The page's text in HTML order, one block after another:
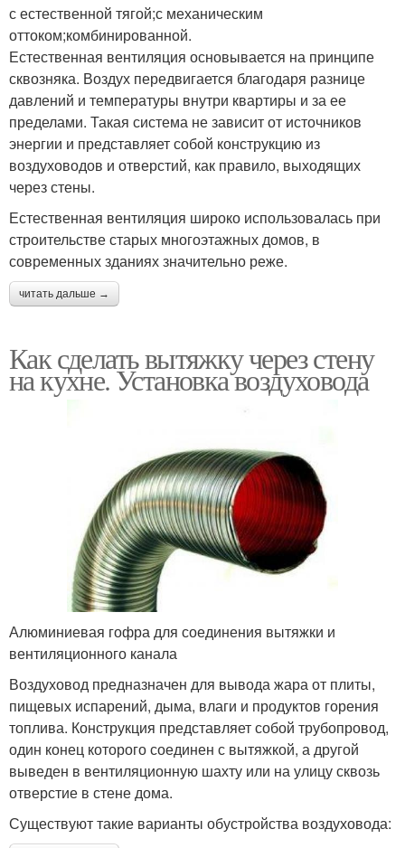
с естественной тягой;с механическим
оттоком;комбинированной.
Естественная вентиляция основывается на принципе
сквозняка. Воздух передвигается благодаря разнице
давлений и температуры внутри квартиры и за ее
пределами. Такая система не зависит от источников
энергии и представляет собой конструкцию из
воздуховодов и отверстий, как правило, выходящих
через стены.
Естественная вентиляция широко использовалась при
строительстве старых многоэтажных домов, в
современных зданиях значительно реже.
читать дальше →
Как сделать вытяжку через стену
на кухне. Установка воздуховода
Алюминиевая гофра для соединения вытяжки и
вентиляционного канала
Воздуховод предназначен для вывода жара от плиты,
пищевых испарений, дыма, влаги и продуктов горения
топлива. Конструкция представляет собой трубопровод,
один конец которого соединен с вытяжкой, а другой
выведен в вентиляционную шахту или на улицу сквозь
отверстие в стене дома.
Существуют такие варианты обустройства воздуховода: